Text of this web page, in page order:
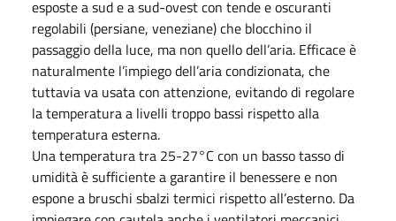
esposte a sud e a sud-ovest con tende e oscuranti
regolabili (persiane, veneziane) che blocchino il
passaggio della luce, ma non quello dell’aria. Efficace è
naturalmente l’impiego dell’aria condizionata, che
tuttavia va usata con attenzione, evitando di regolare
la temperatura a livelli troppo bassi rispetto alla
temperatura esterna.
Una temperatura tra 25-27°C con un basso tasso di
umidità è sufficiente a garantire il benessere e non
espone a bruschi sbalzi termici rispetto all’esterno. Da